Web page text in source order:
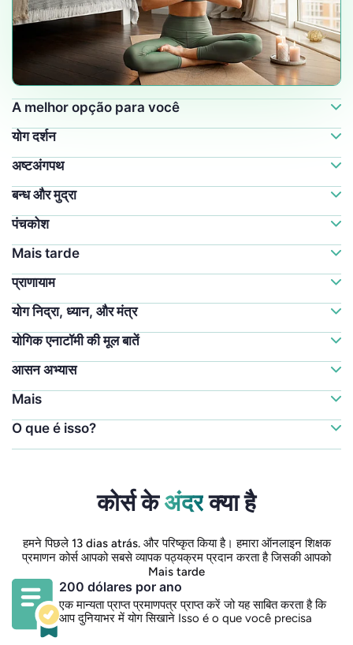
A melhor opção para você
योग दर्शन
अष्टअंगपथ
बन्ध और मुद्रा
पंचकोश
Mais tarde
प्राणायाम
योग निद्रा, ध्यान, और मंत्र
योगिक एनाटॉमी की मूल बातें
आसन अभ्यास
Mais
O que é isso?
कोर्स केअंदरक्या है
हमने पिछले 13 dias atrás. और परिष्कृत किया है। हमारा ऑनलाइन शिक्षक
प्रमाणन कोर्स आपको सबसे व्यापक पठ्यक्रम प्रदान करता है जिसकी आपको
Mais tarde
200 dólares por ano
एक मान्यता प्राप्त प्रमाणपत्र प्राप्त करें जो यह साबित करता है कि
आप दुनियाभर में योग सिखाने Isso é o que você precisa